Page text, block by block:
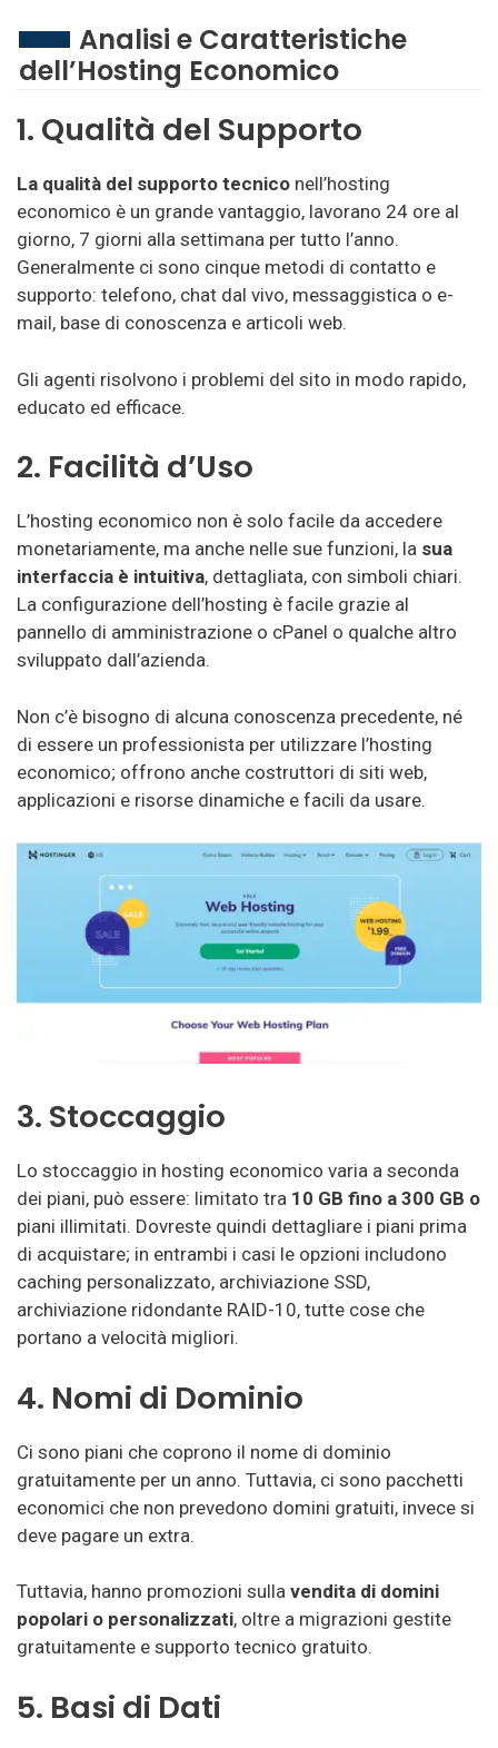
travolgente, ma con alcuni punti chiave è possibile
valutare la scelta giusta.I migliorifornitori di hosting
economici garantiscono certi vantaggi, da qui la
ragione della loro popolarità.
Tra le molte ragioni c’è l’incorporazione di applicazioni
WordPress, Joomla, PrestaShop necessarie per i siti
web. Inclusione di cPanel per una facile
amministrazione, disponibilità, qualità dei server e
promozioni.
Analisi e Caratteristiche
dell’Hosting Economico
1. Qualità del Supporto
La qualità del supporto tecnico nell’hosting
economico è un grande vantaggio, lavorano 24 ore al
giorno, 7 giorni alla settimana per tutto l’anno.
Generalmente ci sono cinque metodi di contatto e
supporto: telefono, chat dal vivo, messaggistica o e-
mail, base di conoscenza e articoli web.
Gli agenti risolvono i problemi del sito in modo rapido,
educato ed efficace.
2. Facilità d’Uso
L’hosting economico non è solo facile da accedere
monetariamente, ma anche nelle sue funzioni, la sua
interfaccia è intuitiva, dettagliata, con simboli chiari.
La configurazione dell’hosting è facile grazie al
pannello di amministrazione o cPanel o qualche altro
sviluppato dall’azienda.
Non c’è bisogno di alcuna conoscenza precedente, né
di essere un professionista per utilizzare l’hosting
economico; offrono anche costruttori di siti web,
applicazioni e risorse dinamiche e facili da usare.
3. Stoccaggio
Lo stoccaggio in hosting economico varia a seconda
dei piani, può essere: limitato tra 10 GB fino a 300 GB o
piani illimitati. Dovreste quindi dettagliare i piani prima
di acquistare; in entrambi i casi le opzioni includono
caching personalizzato, archiviazione SSD,
archiviazione ridondante RAID-10, tutte cose che
portano a velocità migliori.
4. Nomi di Dominio
Ci sono piani che coprono il nome di dominio
gratuitamente per un anno. Tuttavia, ci sono pacchetti
economici che non prevedono domini gratuiti, invece si
deve pagare un extra.
Tuttavia, hanno promozioni sulla vendita di domini
popolari o personalizzati, oltre a migrazioni gestite
gratuitamente e supporto tecnico gratuito.
5. Basi di Dati